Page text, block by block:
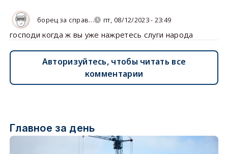
борец за справ… пт, 08/12/2023 - 23:49
господи когда ж вы уже нажретесь слуги народа
Авторизуйтесь, чтобы читать все
комментарии
Главное за день